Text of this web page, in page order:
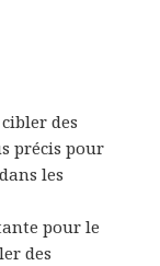
des
précis pour
les
pour le
des